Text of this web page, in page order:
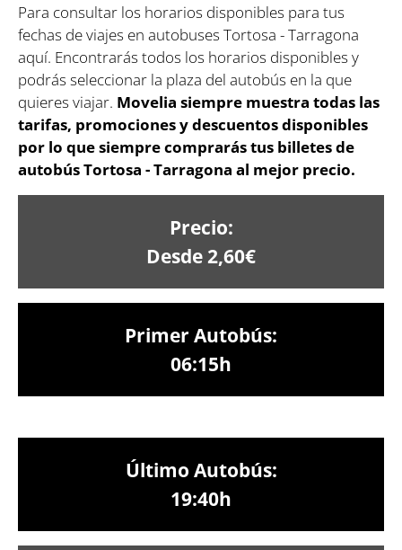
Para consultar los horarios disponibles para tus
fechas de viajes en autobuses Tortosa - Tarragona
aquí. Encontrarás todos los horarios disponibles y
podrás seleccionar la plaza del autobús en la que
quieres viajar. Movelia siempre muestra todas las
tarifas, promociones y descuentos disponibles
por lo que siempre comprarás tus billetes de
autobús Tortosa - Tarragona al mejor precio.
Precio:
Desde 2,60€
Primer Autobús:
06:15h
Último Autobús:
19:40h